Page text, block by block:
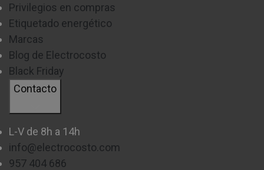
Privilegios en compras
Etiquetado energético
Marcas
Blog de Electrocosto
Black Friday
Contacto
L-V de 8h a 14h
info@electrocosto.com
957 404 686